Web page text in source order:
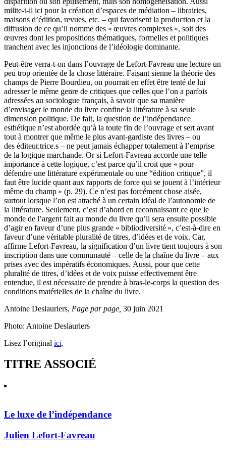
milite-t-il ici pour la création d’espaces de médiation – librairies,
maisons d’édition, revues, etc. – qui favorisent la production et la
diffusion de ce qu’il nomme des « œuvres complexes », soit des
œuvres dont les propositions thématiques, formelles et politiques
tranchent avec les injonctions de l’idéologie dominante.
Peut-être verra-t-on dans l’ouvrage de Lefort-Favreau une lecture un
peu trop orientée de la chose littéraire. Faisant sienne la théorie des
champs de Pierre Bourdieu, on pourrait en effet être tenté de lui
adresser le même genre de critiques que celles que l’on a parfois
adressées au sociologue français, à savoir que sa manière
d’envisager le monde du livre confine la littérature à sa seule
dimension politique. De fait, la question de l’indépendance
esthétique n’est abordée qu’à la toute fin de l’ouvrage et sert avant
tout à montrer que même le plus avant-gardiste des livres – ou
des éditeur.trice.s – ne peut jamais échapper totalement à l’emprise
de la logique marchande. Or si Lefort-Favreau accorde une telle
importance à cette logique, c’est parce qu’il croit que « pour
défendre une littérature expérimentale ou une “édition critique”, il
faut être lucide quant aux rapports de force qui se jouent à l’intérieur
même du champ » (p. 29). Ce n’est pas forcément chose aisée,
surtout lorsque l’on est attaché à un certain idéal de l’autonomie de
la littérature. Seulement, c’est d’abord en reconnaissant ce que le
monde de l’argent fait au monde du livre qu’il sera ensuite possible
d’agir en faveur d’une plus grande « bibliodiversité », c’est-à-dire en
faveur d’une véritable pluralité de titres, d’idées et de voix. Car,
affirme Lefort-Favreau, la signification d’un livre tient toujours à son
inscription dans une communauté – celle de la chaîne du livre – aux
prises avec des impératifs économiques. Aussi, pour que cette
pluralité de titres, d’idées et de voix puisse effectivement être
entendue, il est nécessaire de prendre à bras-le-corps la question des
conditions matérielles de la chaîne du livre.
Antoine Deslauriers, Page par page, 30 juin 2021
Photo: Antoine Deslauriers
Lisez l’original ici.
TITRE ASSOCIÉ
Le luxe de l’indépendance
Julien Lefort-Favreau